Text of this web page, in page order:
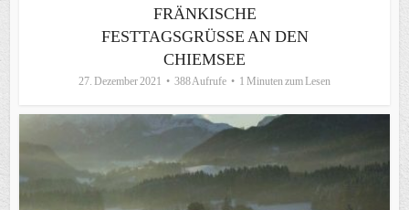
FRÄNKISCHE
FESTTAGSGRÜSSE AN DEN C
HIEMSEE
27. Dezember 2021 388 Aufrufe 1 Minuten zum Lesen